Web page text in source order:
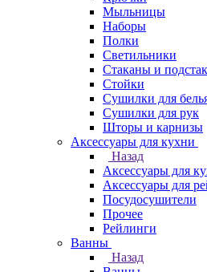
Мыльницы
Наборы
Полки
Светильники
Стаканы и
Стойки
Сушилки для
Сушилки для рук
Шторы и карнизы
Аксессуары для кухни
Назад
Аксессуары для
Аксессуары для
Посудосушители
Прочее
Рейлинги
Ванны
Назад